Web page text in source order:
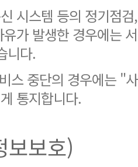
시스템 등의 정기점
가 발생한 경우에는
니다.
스 중단의 경우에는 "
통지합니다.
보보호)